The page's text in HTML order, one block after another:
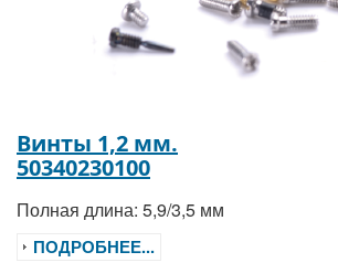
Винты 1,2 мм.
50340230100
Полная длина: 5,9/3,5 мм
ПОДРОБНЕЕ...